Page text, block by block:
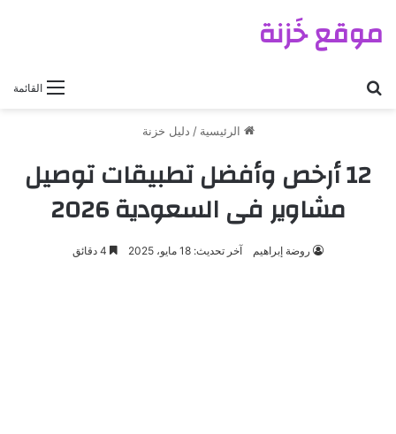
القائمة
موقع خَزنة
الرئيسية / دليل خزنة
12 أرخص وأفضل تطبيقات توصيل
مشاوير فى السعودية 2026
روضة إبراهيم آخر تحديث: 18 مايو، 2025